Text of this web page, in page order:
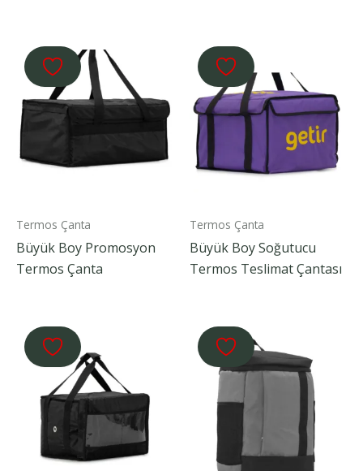
Termos Çanta
Büyük Boy Promosyon
Termos Çanta
Termos Çanta
Büyük Boy Soğutucu
Termos Teslimat Çantası